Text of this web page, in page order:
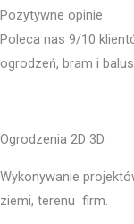
Pozytywne opinie
Poleca nas 9/10
ogrodzeń, bram i
Ogrodzenia 2D 3D
Wykonywanie
ziemi, terenu firm.